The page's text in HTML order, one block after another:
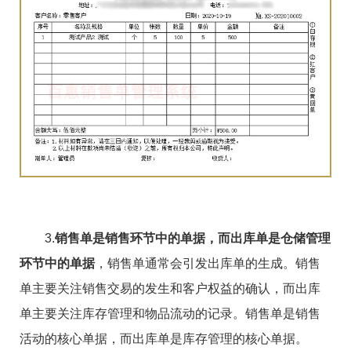
3.销售单是销售环节中的单据，而出库单是仓储管理
环节中的单据，销售单通常会引发出库单的生成。销售
单主要关注销售交易的发生和客户权益的确认，而出库
单主要关注库存管理和物品流动的记录。销售单是销售
活动的核心单据，而出库单是库存管理的核心单据。